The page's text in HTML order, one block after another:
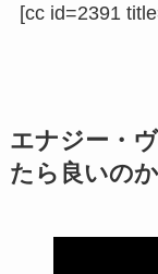
[cc id=2391
エナジー・
たら良いの